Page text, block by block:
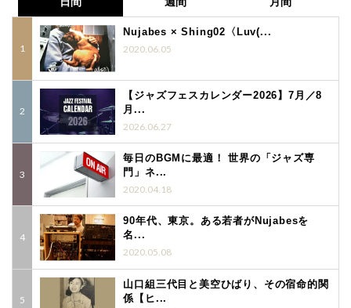
Nujabes × Shing02〈Luv(...
2020.06.05
【ジャズフェスカレンダー2026】7月／8
月...
2026.06.27
毎日のBGMに最適！ 世界の「ジャズ専
門」ネ...
2020.04.18
90年代、東京。ある若者がNujabesを
名...
2020.05.08
山口組三代目と美空ひばり、その宿命的関
係【ヒ...